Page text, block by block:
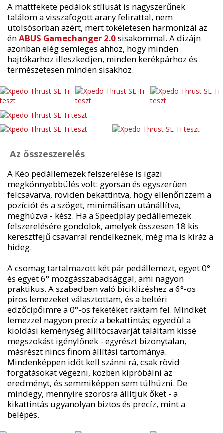
A mattfekete pedálok stílusát is nagyszerűnek
találom a visszafogott arany felirattal, nem
utolsósorban azért, mert tökéletesen harmonizál az
énABUS Gamechanger 2.0sisakommal. A dizájn
azonban elég semleges ahhoz, hogy minden
hajtókarhoz illeszkedjen, minden kerékpárhoz és
természetesen minden sisakhoz.
Az összeszerelés
A Kéo pedállemezek felszerelése is igazi
megkönnyebbülés volt: gyorsan és egyszerűen
felcsavarva, röviden bekattintva, hogy ellenőrizzem a
pozíciót és a szöget, minimálisan utánállítva,
meghúzva - kész. Ha a Speedplay pedállemezek
felszerelésére gondolok, amelyek összesen 18 kis
keresztfejű csavarral rendelkeznek, még ma is kiráz a
hideg.
A csomag tartalmazott két pár pedállemezt, egyet 0°
és egyet 6° mozgásszabadsággal, ami nagyon
praktikus. A szabadban való biciklizéshez a 6°-os
piros lemezeket választottam, és a beltéri
edzőcipőimre a 0°-os feketéket raktam fel. Mindkét
lemezzel nagyon precíz a bekattintás; egyedül a
kioldási keménység állítócsavarját találtam kissé
megszokást igénylőnek - egyrészt bizonytalan,
másrészt nincs finom állítási tartománya.
Mindenképpen időt kell szánni rá, csak rövid
forgatásokat végezni, közben kipróbálni az
eredményt, és semmiképpen sem túlhúzni. De
mindegy, mennyire szorosra állítjuk őket - a
kikattintás ugyanolyan biztos és precíz, mint a
belépés.